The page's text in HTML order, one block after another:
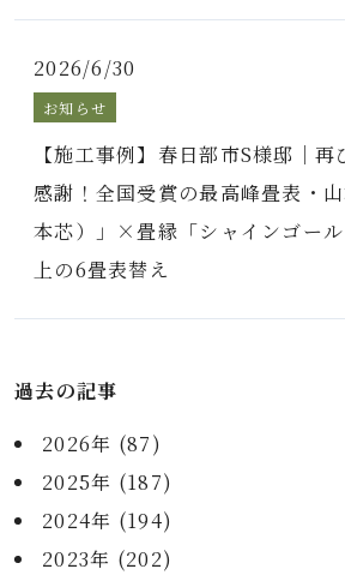
2026/6/30
お知らせ
【施工事例】春日部市S様邸｜
感謝！全国受賞の最高峰畳表・
本芯）」×畳縁「シャインゴー
上の6畳表替え
過去の記事
2026年 (87)
2025年 (187)
2024年 (194)
2023年 (202)